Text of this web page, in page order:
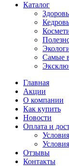
Каталог
Самые
Главная
Акции
О компании
Как купить
Новости
Оплата и
Отзывы
Контакты